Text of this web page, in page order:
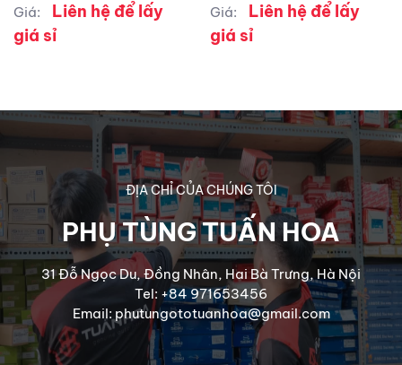
Giá:
Liên hệ để lấy
giá sỉ
Giá:
Liên hệ để lấy
giá sỉ
ĐỊA CHỈ CỦA CHÚNG TÔI
PHỤ TÙNG TUẤN HOA
31 Đỗ Ngọc Du, Đồng Nhân, Hai Bà Trưng, Hà Nội
Tel: +84 971653456
Email: phutungototuanhoa@gmail.com